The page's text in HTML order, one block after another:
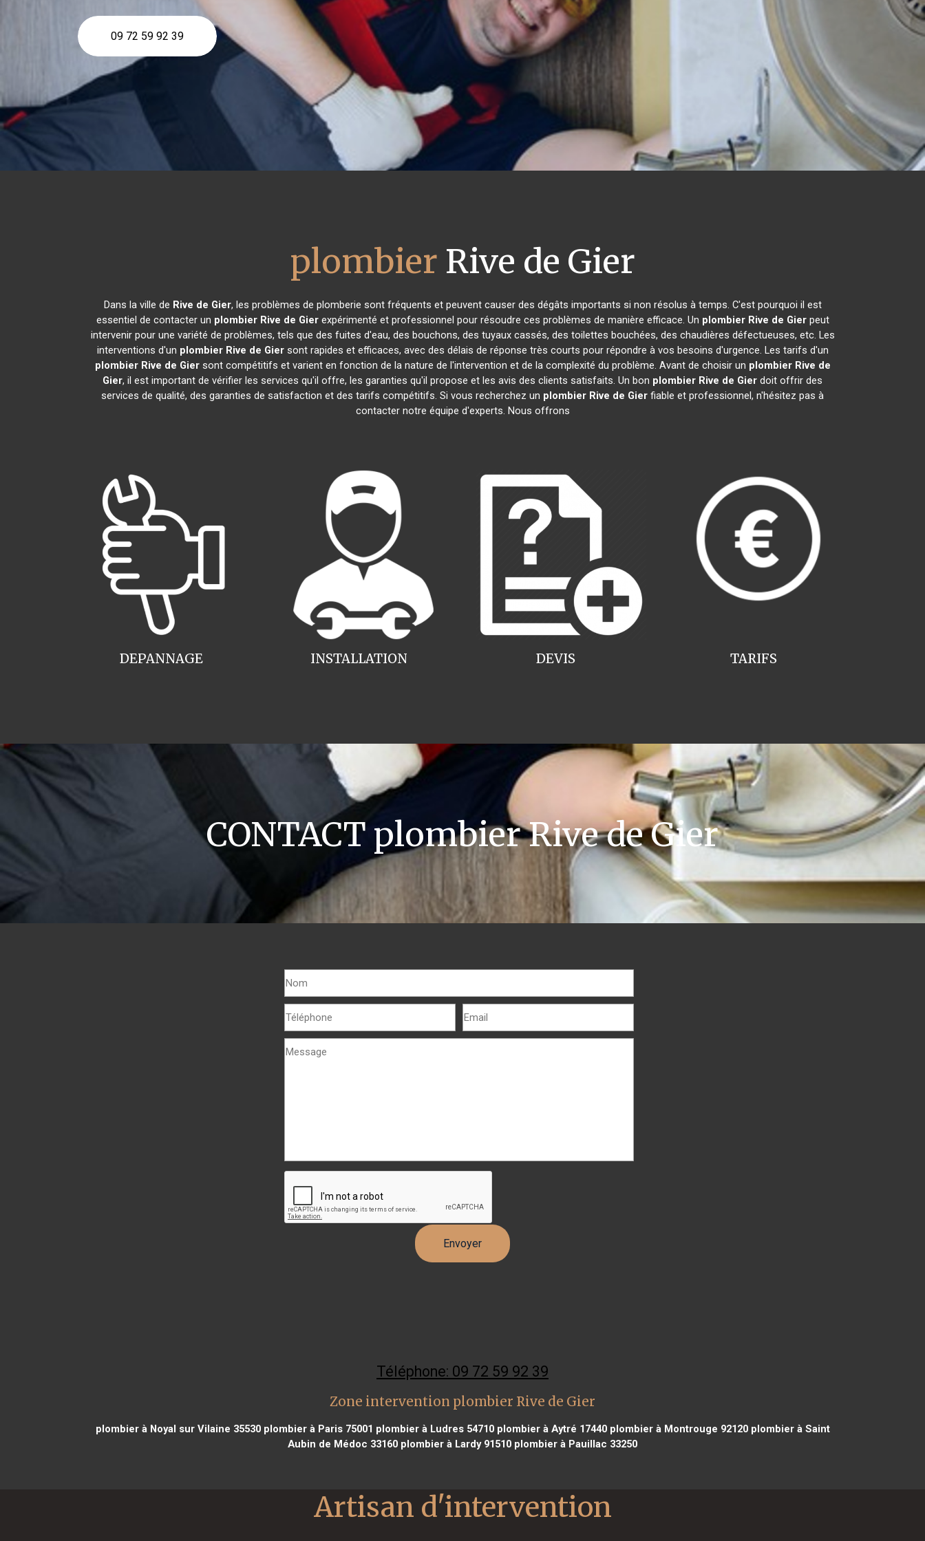
09 72 59 92 39
plombier Rive de Gier
Dans la ville de Rive de Gier, les problèmes de plomberie sont fréquents et peuvent causer des dégâts importants si non résolus à temps. C'est pourquoi il est
essentiel de contacter un plombier Rive de Gierexpérimenté et professionnel pour résoudre ces problèmes de manière efficace. Un plombier Rive de Gierpeut
intervenir pour une variété de problèmes, tels que des fuites d'eau, des bouchons, des tuyaux cassés, des toilettes bouchées, des chaudières défectueuses, etc. Les
interventions d'un plombier Rive de Giersont rapides et efficaces, avec des délais de réponse très courts pour répondre à vos besoins d'urgence. Les tarifs d'un
plombier Rive de Giersont compétitifs et varient en fonction de la nature de l'intervention et de la complexité du problème. Avant de choisir un plombier Rive de
Gier, il est important de vérifier les services qu'il offre, les garanties qu'il propose et les avis des clients satisfaits. Un bon plombier Rive de Gier doit offrir des
services de qualité, des garanties de satisfaction et des tarifs compétitifs. Si vous recherchez un plombier Rive de Gier fiable et professionnel, n'hésitez pas à
contacter notre équipe d'experts. Nous offrons
INSTALLATION
DEPANNAGE TARIFS
DEVIS
CONTACT plombier Rive de Gier
Téléphone: 09 72 59 92 39
Zone intervention plombier Rive de Gier
plombier à Noyal sur Vilaine 35530plombier à Paris 75001 plombier à Ludres 54710plombier à Aytré 17440plombier à Montrouge 92120plombier à Saint
Aubin de Médoc 33160 plombier à Lardy 91510 plombier à Pauillac 33250
Artisan d'intervention